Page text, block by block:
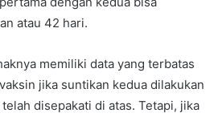
atau 42 hari.
memiliki data yang terbatas
jika suntikan kedua dilakukan
disepakati di atas. Tetapi, jika